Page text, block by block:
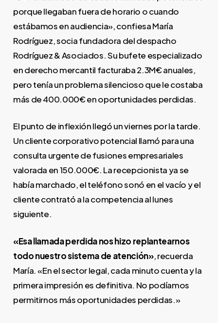
porque llegaban fuera de horario o cuando
estábamos en audiencia», confiesa María
Rodríguez, socia fundadora del despacho
Rodríguez & Asociados. Su bufete especializado
en derecho mercantil facturaba 2.3M€ anuales,
pero tenía un problema silencioso que le costaba
más de 400.000€ en oportunidades perdidas.
El punto de inflexión llegó un viernes por la tarde.
Un cliente corporativo potencial llamó para una
consulta urgente de fusiones empresariales
valorada en 150.000€. La recepcionista ya se
había marchado, el teléfono sonó en el vacío y el
cliente contrató a la competencia al lunes
siguiente.
«Esa llamada perdida nos hizo replantearnos
todo nuestro sistema de atención», recuerda
María. «En el sector legal, cada minuto cuenta y la
primera impresión es definitiva. No podíamos
permitirnos más oportunidades perdidas.»